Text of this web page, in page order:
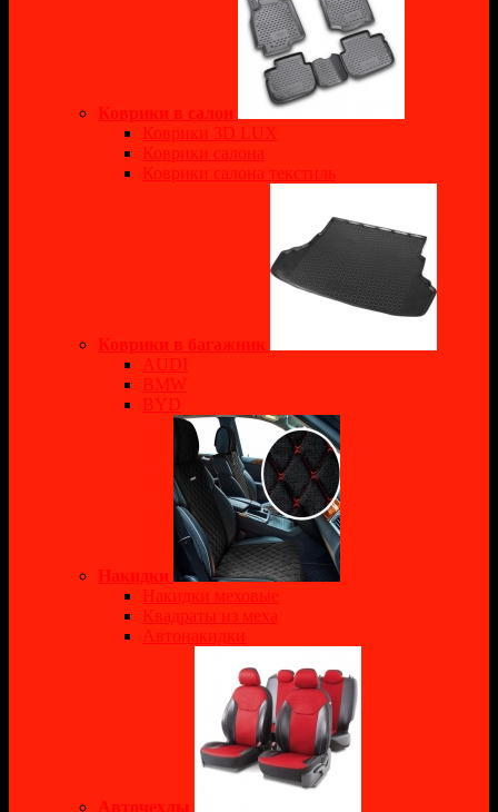
Коврики в салон
Коврики 3D LUX
Коврики салона
Коврики салона текстиль
Коврики в багажник
AUDI
BMW
BYD
Накидки
Накидки меховые
Квадраты из меха
Автонакидки
Авточехлы